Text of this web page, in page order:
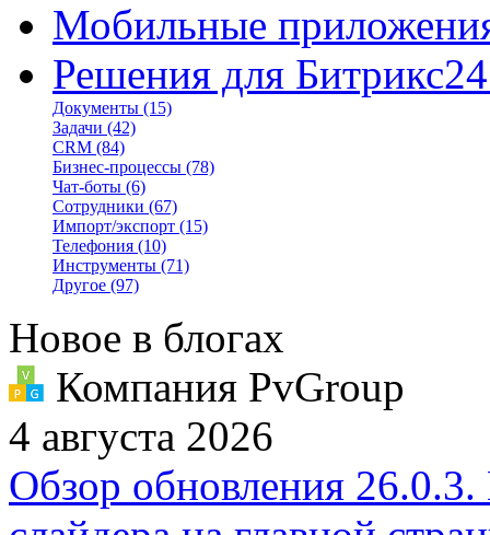
Мобильные
Решения для Битрикс24
Документы (15)
Задачи (42)
CRM (84)
Бизнес-процессы (78)
Чат-боты (6)
Сотрудники (67)
Импорт/экспорт (15)
Телефония (10)
Инструменты (71)
Другое (97)
Новое в блогах
Компания PvGroup
4 августа 2026
Обзор обновления 26.0.3.